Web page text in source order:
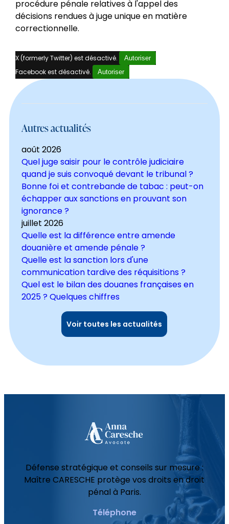
procédure pénale relatives à l'appel des
décisions rendues à juge unique en matière
correctionnelle.
X (formerly Twitter) est désactivé. Autoriser
Facebook est désactivé. Autoriser
Autres actualités
août 2026
Quel juge saisir pour le contrôle judiciaire
quand je suis convoqué devant le tribunal ?
Bonne foi et contrebande de tabac : peut-on
échapper aux sanctions en prouvant son
ignorance ?
juillet 2026
Quelle est la différence entre amende
douanière et amende pénale ?
Quelle est la sanction lors d'une
communication tardive des réquisitions ?
Quel est le bilan des douanes françaises en
2025 ? Quelques chiffres
Voir toutes les actualités
Défense stratégique et conseils sur mesure :
Maître CARESCHE protège vos droits en droit
pénal à Paris.
Téléphone